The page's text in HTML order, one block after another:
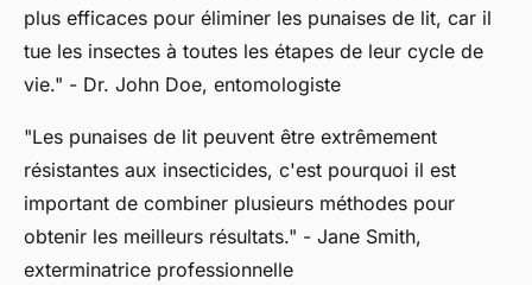
plus efficaces pour éliminer les punaises de lit, car il
tue les insectes à toutes les étapes de leur cycle de
vie." - Dr. John Doe, entomologiste
"Les punaises de lit peuvent être extrêmement
résistantes aux insecticides, c'est pourquoi il est
important de combiner plusieurs méthodes pour
obtenir les meilleurs résultats." - Jane Smith,
exterminatrice professionnelle